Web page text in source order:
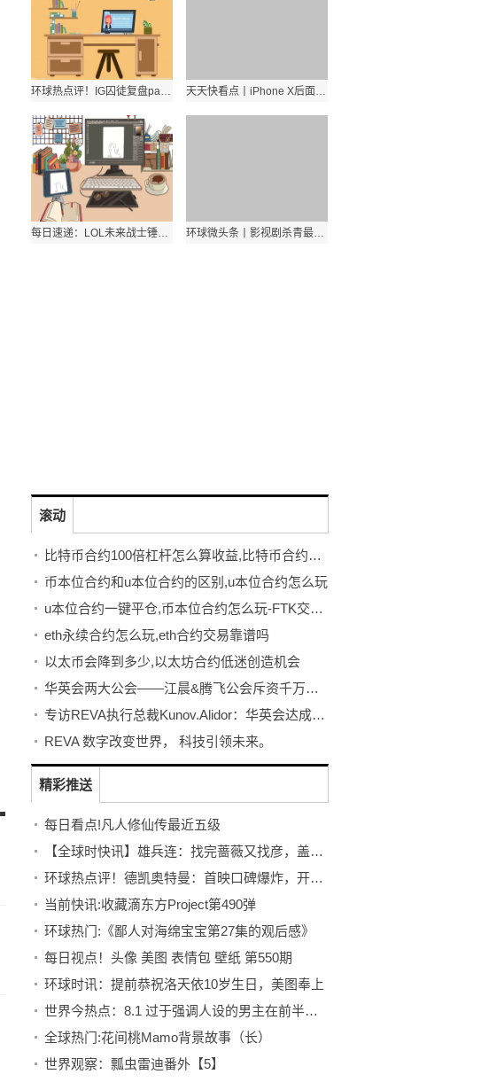
环球热点评！IG囚徒复盘pandakill狼人杀第四期视频在哪看？囚徒熊猫TV直播地址？ 天天快看点丨iPhone X后面的X代表什么意思？iPhoneX命名有什么含义？
每日速递：LOL未来战士锤石皮肤价格是多少？ 环球微头条丨影视剧杀青最初是什么意思？
滚动
比特币合约100倍杠杆怎么算收益,比特币合约是啥意思
币本位合约和u本位合约的区别,u本位合约怎么玩
u本位合约一键平仓,币本位合约怎么玩-FTK交易所
eth永续合约怎么玩,eth合约交易靠谱吗
以太币会降到多少,以太坊合约低迷创造机会
华英会两大公会——江晨&腾飞公会斥资千万铸造华强班，培育高净值新人
专访REVA执行总裁Kunov.Alidor：华英会达成战略合作，破局NFT质押托管拍卖市场
REVA 数字改变世界， 科技引领未来。
精彩推送
每日看点!凡人修仙传最近五级
【全球时快讯】雄兵连：找完蔷薇又找彦，盖小伦到底是想要天使还是恶魔当老婆？
环球热点评！德凯奥特曼：首映口碑爆炸，开局变身器就没了？看奏大如何逆袭
当前快讯:收藏滴东方Project第490弹
环球热门:《鄙人对海绵宝宝第27集的观后感》
每日视点！头像 美图 表情包 壁纸 第550期
环球时讯：提前恭祝洛天依10岁生日，美图奉上
世界今热点：8.1 过于强调人设的男主在前半部分确实影响观感
全球热门:花间桃Mamo背景故事（长）
世界观察：瓢虫雷迪番外【5】